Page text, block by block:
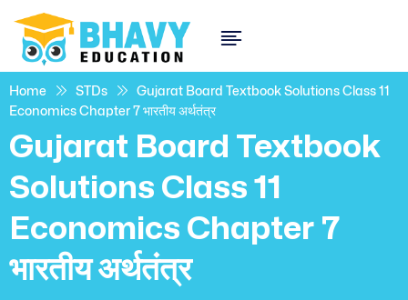
Home STDs
Gujarat Board Textbook Solutions Class 11
Economics Chapter 7 भारतीय अर्थतंत्र
Gujarat Board Textbook
Solutions Class 11
Economics Chapter 7
भारतीय अर्थतंत्र